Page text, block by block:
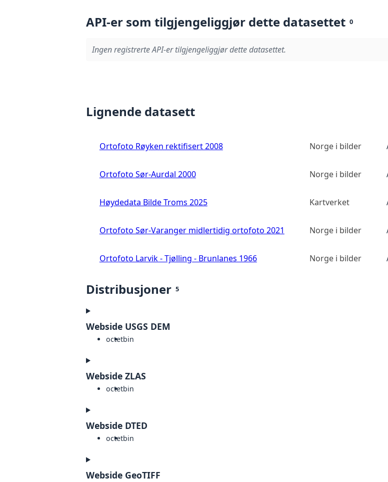
API-er som tilgjengeliggjør dette datasettet 0
Ingen registrerte API-er tilgjengeliggjør dette datasettet.
Lignende datasett
Ortofoto Røyken rektifisert 2008 Norge i bilder
Ortofoto Sør-Aurdal 2000 Norge i bilder
Høydedata Bilde Troms 2025 Kartverket
Ortofoto Sør-Varanger midlertidig ortofoto 2021 Norge i bilder
Ortofoto Larvik - Tjølling - Brunlanes 1966 Norge i bilder
Distribusjoner 5
Webside USGS DEM
octetbin
Webside ZLAS
octetbin
Webside DTED
octetbin
Webside GeoTIFF